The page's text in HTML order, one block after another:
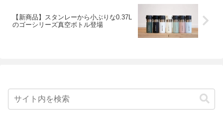
【新商品】スタンレーから小ぶりな0.37L
のゴーシリーズ真空ボトル登場